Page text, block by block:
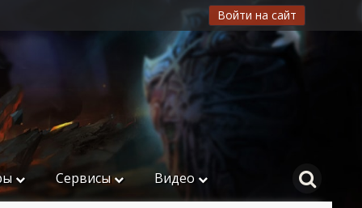
Войти на сайт
Сервисы Видео